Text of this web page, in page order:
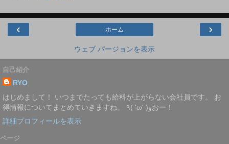
‹ ›
ホーム
ウェブ バージョンを表示
自己紹介
RYO
はじめまして！ いつまでたっても給料が上がらない会社員です。 お
得情報についてまとめていきますね。 ٩( 'ω' )وおー！
詳細プロフィールを表示
ページ